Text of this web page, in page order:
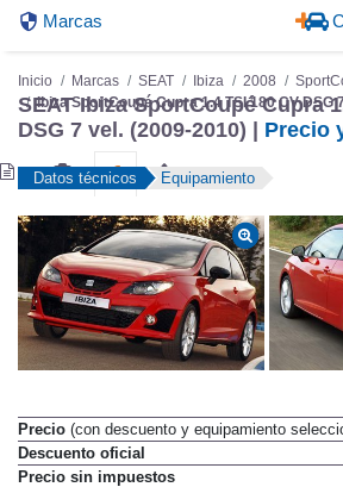
Marcas
Inicio Marcas SEAT Ibiza 2008
Ibiza SportCoupé Cupra 1.4 TSI 180 CV DSG
SEAT Ibiza SportCoupé Cupra
DSG 7 vel. (2009-2010) | Precio
Datos técnicos Equipamiento
Precio (con descuento y equipamiento
Descuento oficial
Precio sin impuestos